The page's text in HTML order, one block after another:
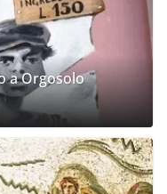
a Orgosolo